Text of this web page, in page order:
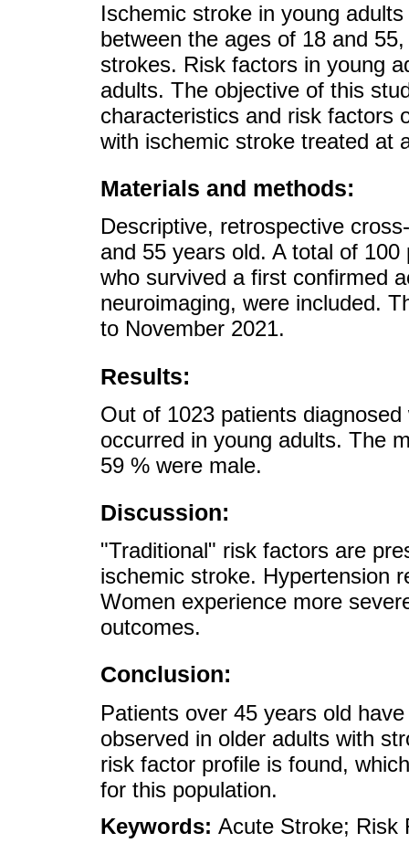
Ischemic stroke in young
between the ages of 18 and
strokes. Risk factors in young
adults. The objective of this
characteristics and risk factors
with ischemic stroke treated at
Materials and methods:
Descriptive, retrospective
and 55 years old. A total of
who survived a first confirmed
neuroimaging, were included.
to November 2021.
Results:
Out of 1023 patients
occurred in young adults. The
59 % were male.
Discussion:
"Traditional" risk factors are
ischemic stroke. Hypertension
Women experience more
outcomes.
Conclusion:
Patients over 45 years old
observed in older adults with
risk factor profile is found,
for this population.
Keywords: Acute Stroke; Risk